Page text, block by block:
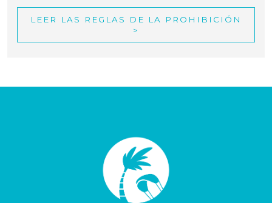
LEER LAS REGLAS DE LA PROHIBICIÓN
>